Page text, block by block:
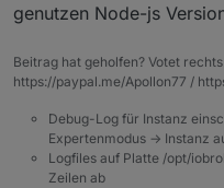
genutzen Node-js
Beitrag hat geholfen? Votet
https://paypal.me/Apollon77 /
Debug-Log für Instanz
Expertenmodus -> Instanz
Logfiles auf Platte /opt/
Zeilen ab